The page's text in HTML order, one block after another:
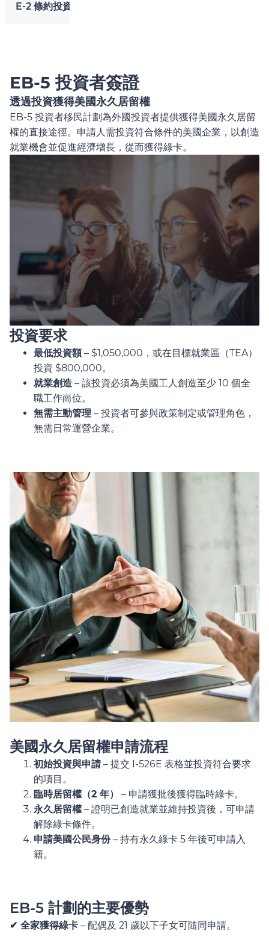
E-2 條約投資者簽證
EB-5 投資者簽證
透過投資獲得美國永久居留權
EB-5 投資者移民計劃為外國投資者提供獲得美國永久居留
權的直接途徑。申請人需投資符合條件的美國企業，以創造
就業機會並促進經濟增長，從而獲得綠卡。
投資要求
最低投資額– $1,050,000，或在目標就業區（TEA）
投資 $800,000。
就業創造 – 該投資必須為美國工人創造至少 10 個全
職工作崗位。
無需主動管理 – 投資者可參與政策制定或管理角色，
無需日常運營企業。
美國永久居留權申請流程
初始投資與申請– 提交 I-526E 表格並投資符合要求
的項目。
臨時居留權（2 年）
– 申請獲批後獲得臨時綠卡。
永久居留權 – 證明已創造就業並維持投資後，可申請
解除綠卡條件。
申請美國公民身份– 持有永久綠卡 5 年後可申請入
籍。
EB-5 計劃的主要優勢
✔ 全家獲得綠卡 – 配偶及 21 歲以下子女可隨同申請。